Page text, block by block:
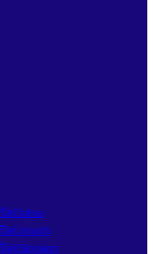
ดDahua
ดUniarch
ดHikvision